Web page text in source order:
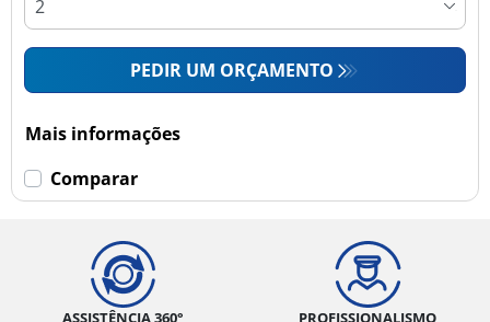
PEDIR UM ORÇAMENTO
Mais informações
Comparar
ASSISTÊNCIA 360°
PROFISSIONALISMO